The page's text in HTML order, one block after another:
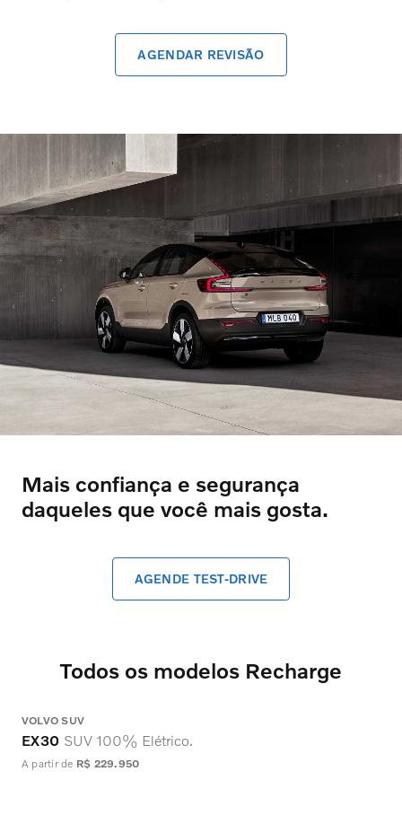
AGENDAR REVISÃO
Mais confiança e segurança
daqueles que você mais gosta.
AGENDE TEST-DRIVE
Todos os modelos Recharge
VOLVO SUV
EX30 SUV 100% Elétrico.
A partir de R$ 229.950